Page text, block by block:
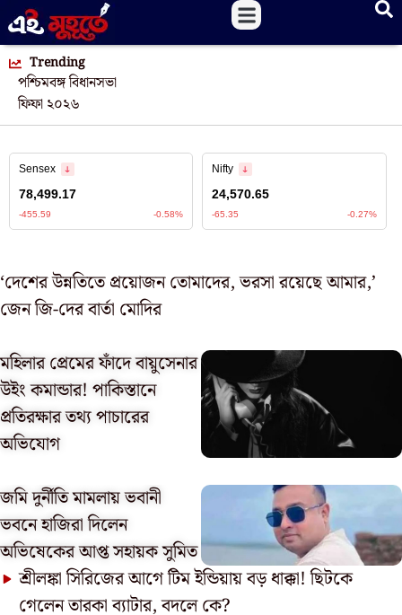
Trending
পশ্চিমবঙ্গ বিধানসভা
ফিফা ২০২৬
‘দেশের উন্নতিতে প্রয়োজন তোমাদের, ভরসা রয়েছে আমার,’
জেন জি-দের বার্তা মোদির
মহিলার প্রেমের ফাঁদে বায়ুসেনার
উইং কমান্ডার! পাকিস্তানে
প্রতিরক্ষার তথ্য পাচারের
অভিযোগ
জমি দুর্নীতি মামলায় ভবানী
ভবনে হাজিরা দিলেন
অভিষেকের আপ্ত সহায়ক সুমিত
শ্রীলঙ্কা সিরিজের আগে টিম ইন্ডিয়ায় বড় ধাক্কা! ছিটকে
গেলেন তারকা ব্যাটার, বদলে কে?